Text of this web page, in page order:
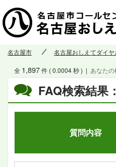
名古屋市 名古屋おしえてダイヤ
FAQ検索結果：
全 1,897件 ( 0.0004 秒 ) | あなた
質問内容